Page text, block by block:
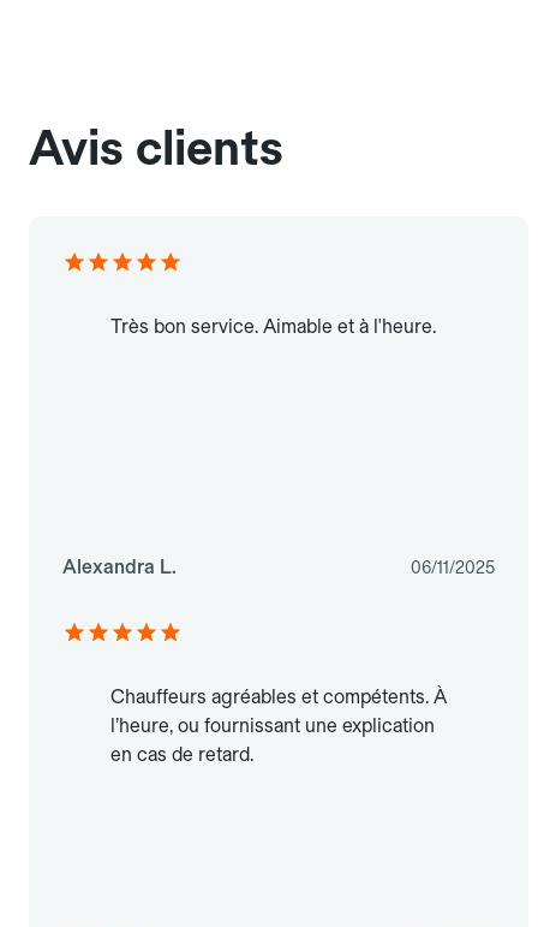
Avis clients
Très bon service. Aimable et à l'heure.
Alexandra L. 06/11/2025
Chauffeurs agréables et compétents. À
l’heure, ou fournissant une explication
en cas de retard.